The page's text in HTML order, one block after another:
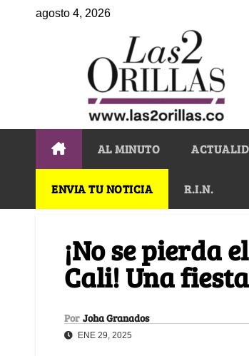
agosto 4, 2026
AL MINUTO
ENVIA TU NOTICIA R.I.N.
¡No se pierda
Cali! Una
Por Joha Granados
ENE 29, 2025